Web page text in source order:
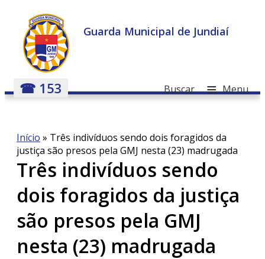
Guarda Municipal de Jundiaí
☎ 153 ≡ Menu
Buscar
Início » Três indivíduos sendo dois foragidos da
justiça são presos pela GMJ nesta (23) madrugada
Três indivíduos sendo
dois foragidos da justiça
são presos pela GMJ
nesta (23) madrugada